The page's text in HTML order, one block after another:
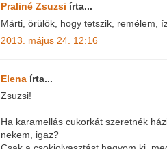
Praliné Zsuzsi írta...
Márti, örülök, hogy tetszik, remélem,
2013. május 24. 12:16
Elena írta...
Zsuzsi!
Ha karamellás cukorkát szeretnék
nekem, igaz?